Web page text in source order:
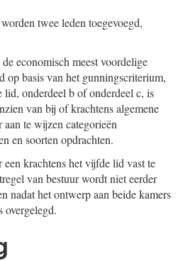
twee leden toegevoegd,
economisch meest voordelige
op basis van het gunningscriterium,
lid, onderdeel b of onderdeel c, is
van bij of krachtens algemene
aan te wijzen categorieën
en soorten opdrachten.
krachtens het vijfde lid vast te
van bestuur wordt niet eerder
nadat het ontwerp aan beide kamers
overgelegd.